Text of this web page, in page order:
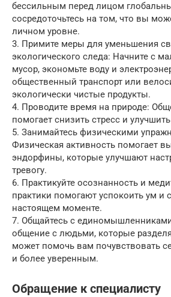
бессильным перед лицом
сосредоточьтесь на том, что вы
личном уровне.
3. Примите меры для уменьшения
экологического следа: Начните с
мусор, экономьте воду и
общественный транспорт или
экологически чистые продукты.
4. Проводите время на природе:
помогает снизить стресс и
5. Занимайтесь физическими
Физическая активность помогает
эндорфины, которые улучшают
тревогу.
6. Практикуйте осознанность и
практики помогают успокоить ум и
настоящем моменте.
7. Общайтесь с
общение с людьми, которые
может помочь вам почувствовать
и более уверенным.
Обращение к специалисту